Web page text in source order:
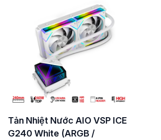
Tản Nhiệt Nước AIO VSP ICE
G240 White (ARGB /